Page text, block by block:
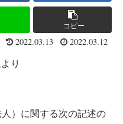
コピー
2022.03.13 2022.03.12
り
）に関する次の記述の